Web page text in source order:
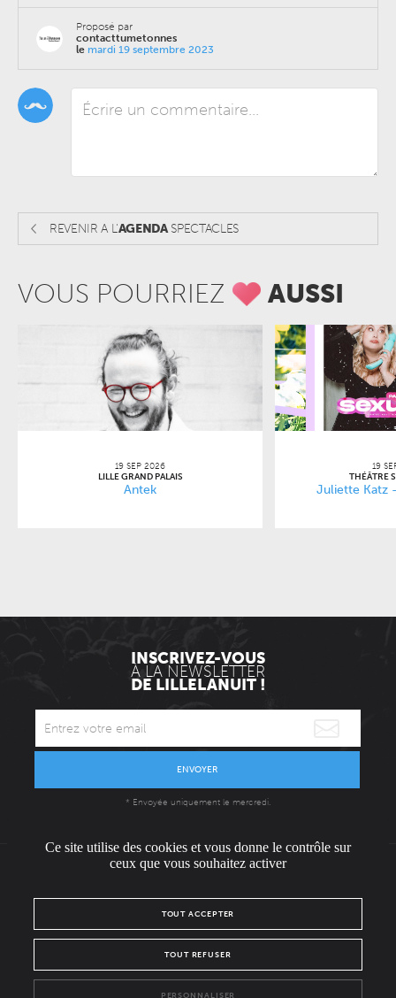
Proposé par
contacttumetonnes
le mardi 19 septembre 2023
REVENIR A L'AGENDASPECTACLES
VOUS POURRIEZ AUSSI
19 SEP 2026
LILLE GRAND PALAIS
Antek
19
THÉÂTRE
Juliette Katz
INSCRIVEZ-VOUS
À LA NEWSLETTER
DE LILLELANUIT !
ENVOYER
* Envoyée uniquement le mercredi.
L'ÉQUIPE
POLITIQUE DE CONFIDENTIALITÉ
Ce site utilise des cookies et vous donne le contrôle sur
ceux que vous souhaitez activer
TOUT ACCEPTER
TOUT REFUSER
PERSONNALISER